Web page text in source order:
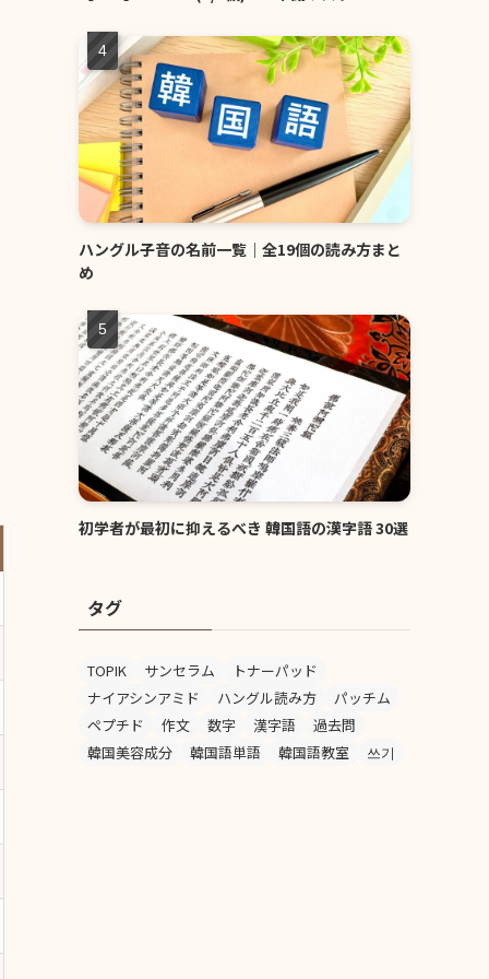
ハングル子音の名前一覧｜全19個の読み方まと
め
初学者が最初に抑えるべき 韓国語の漢字語 30選
タグ
TOPIK サンセラム
トナーパッド
ナイアシンアミド
ハングル読み方
パッチム
ペプチド
作文 数字 漢字語
過去問
韓国美容成分
韓国語単語 韓国語教室 쓰기